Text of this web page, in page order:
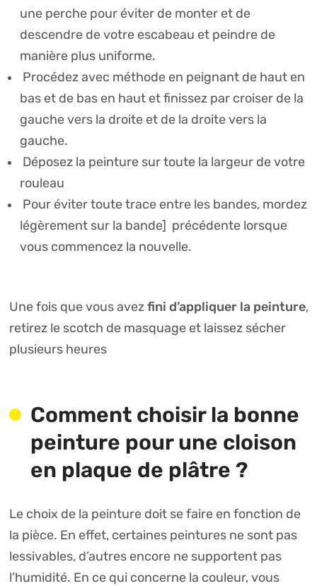
une perche pour éviter de monter et de
descendre de votre escabeau et peindre de
manière plus uniforme.
Procédez avec méthode en peignant de haut en
bas et de bas en haut et finissez par croiser de la
gauche vers la droite et de la droite vers la
gauche.
Déposez la peinture sur toute la largeur de votre
rouleau
Pour éviter toute trace entre les bandes, mordez
légèrement sur la bande] précédente lorsque
vous commencez la nouvelle.
Une fois que vous avezfini d’appliquer la peinture,
retirez le scotch de masquage et laissez sécher
plusieurs heures
Comment choisir la bonne
peinture pour une cloison
en plaque de plâtre ?
Le choix de la peinture doit se faire en fonction de
la pièce. En effet, certaines peintures ne sont pas
lessivables, d’autres encore ne supportent pas
l’humidité. En ce qui concerne la couleur, vous